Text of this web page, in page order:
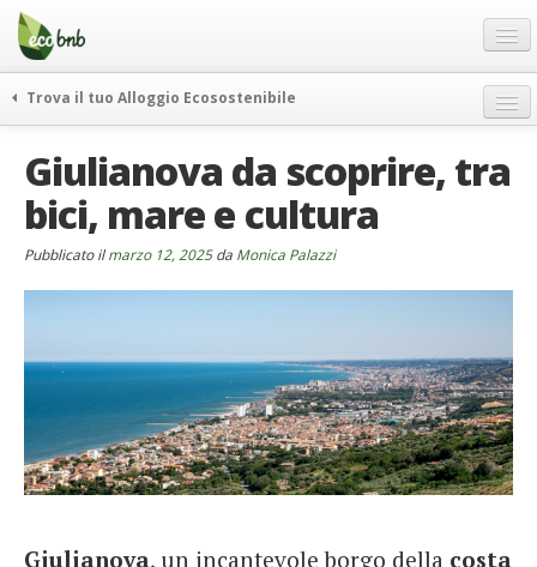
Menu
Salta
contenuto
Offerte Speciali
Regali
FAQ
Chi Siamo
Partner
English
Trova il tuo Alloggio Ecosostenibile
itinerari
curiosità
vivere e viaggiare verde
rassegna stampa
Giulianova da scoprire, tra
bici, mare e cultura
Pubblicato ilmarzo 12, 2025da Monica Palazzi
Giulianova, un incantevole borgo della costa